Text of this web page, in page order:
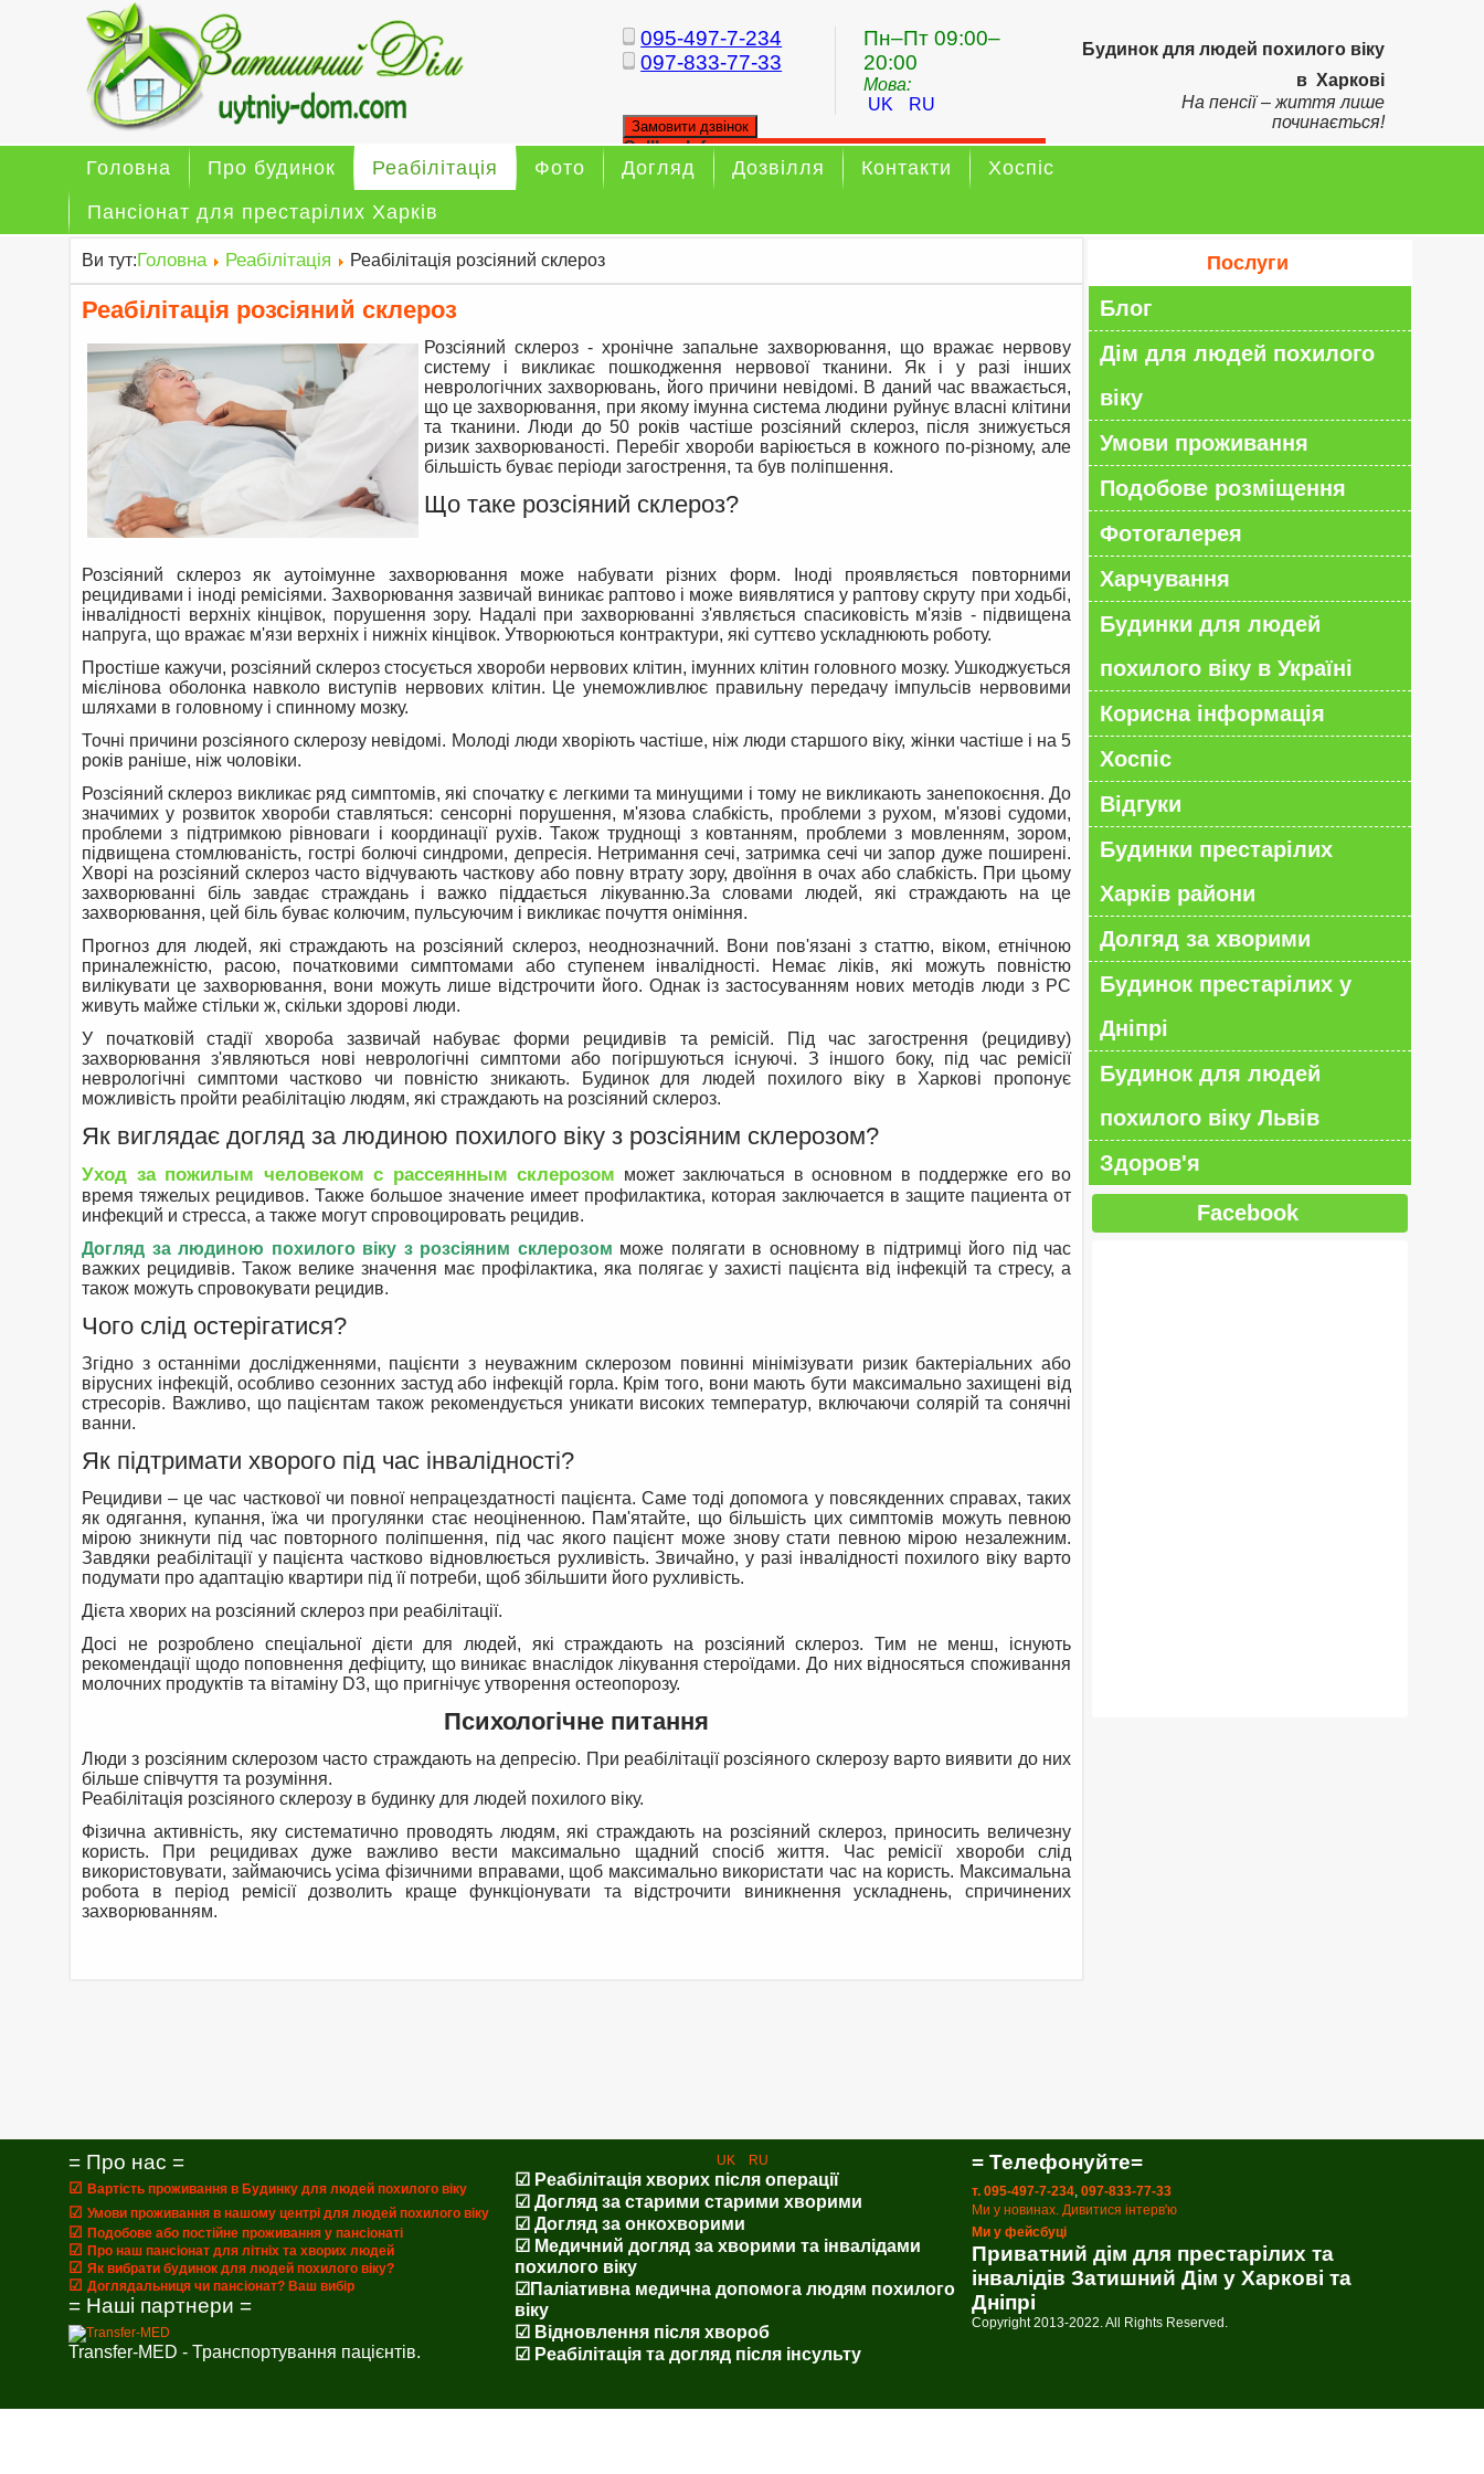
Будинок для людей похилого віку
в Харкові
На пенсії – життя лише
починається!
095-497-7-234
097-833-77-33
Пн–Пт 09:00–
20:00
Мова:
UK
RU
Замовити дзвінок
Callback form
Your callback has been sent sucessfully
Головна Про будинок Реабілітація Фото Догляд Дозвілля Контакти
Хоспіс
Пансіонат для престарілих Харків
Ви тут:Головна Реабілітація Реабілітація розсіяний склероз
Реабілітація розсіяний склероз
Розсіяний склероз - хронічне запальне захворювання, що вражає нервову
систему і викликає пошкодження нервової тканини. Як і у разі інших
неврологічних захворювань, його причини невідомі. В даний час вважається,
що це захворювання, при якому імунна система людини руйнує власні клітини
та тканини. Люди до 50 років частіше розсіяний склероз, після знижується
ризик захворюваності. Перебіг хвороби варіюється в кожного по-різному, але
більшість буває періоди загострення, та був поліпшення.
Що таке розсіяний склероз?
Розсіяний склероз як аутоімунне захворювання може набувати різних форм. Іноді проявляється повторними
рецидивами і іноді ремісіями. Захворювання зазвичай виникає раптово і може виявлятися у раптову скруту при ходьбі,
інвалідності верхніх кінцівок, порушення зору. Надалі при захворюванні з'являється спасиковість м'язів - підвищена
напруга, що вражає м'язи верхніх і нижніх кінцівок. Утворюються контрактури, які суттєво ускладнюють роботу.
Простіше кажучи, розсіяний склероз стосується хвороби нервових клітин, імунних клітин головного мозку. Ушкоджується
мієлінова оболонка навколо виступів нервових клітин. Це унеможливлює правильну передачу імпульсів нервовими
шляхами в головному і спинному мозку.
Точні причини розсіяного склерозу невідомі. Молоді люди хворіють частіше, ніж люди старшого віку, жінки частіше і на 5
років раніше, ніж чоловіки.
Розсіяний склероз викликає ряд симптомів, які спочатку є легкими та минущими і тому не викликають занепокоєння. До
значимих у розвиток хвороби ставляться: сенсорні порушення, м'язова слабкість, проблеми з рухом, м'язові судоми,
проблеми з підтримкою рівноваги і координації рухів. Також труднощі з ковтанням, проблеми з мовленням, зором,
підвищена стомлюваність, гострі болючі синдроми, депресія. Нетримання сечі, затримка сечі чи запор дуже поширені.
Хворі на розсіяний склероз часто відчувають часткову або повну втрату зору, двоїння в очах або слабкість. При цьому
захворюванні біль завдає страждань і важко піддається лікуванню.За словами людей, які страждають на це
захворювання, цей біль буває колючим, пульсуючим і викликає почуття оніміння.
Прогноз для людей, які страждають на розсіяний склероз, неоднозначний. Вони пов'язані з статтю, віком, етнічною
приналежністю, расою, початковими симптомами або ступенем інвалідності. Немає ліків, які можуть повністю
вилікувати це захворювання, вони можуть лише відстрочити його. Однак із застосуванням нових методів люди з РС
живуть майже стільки ж, скільки здорові люди.
У початковій стадії хвороба зазвичай набуває форми рецидивів та ремісій. Під час загострення (рецидиву)
захворювання з'являються нові неврологічні симптоми або погіршуються існуючі. З іншого боку, під час ремісії
неврологічні симптоми частково чи повністю зникають. Будинок для людей похилого віку в Харкові пропонує
можливість пройти реабілітацію людям, які страждають на розсіяний склероз.
Як виглядає догляд за людиною похилого віку з розсіяним склерозом?
Уход за пожилым человеком с рассеянным склерозом может заключаться в основном в поддержке его во
время тяжелых рецидивов. Также большое значение имеет профилактика, которая заключается в защите пациента от
инфекций и стресса, а также могут спровоцировать рецидив.
Догляд за людиною похилого віку з розсіяним склерозом може полягати в основному в підтримці його під час
важких рецидивів. Також велике значення має профілактика, яка полягає у захисті пацієнта від інфекцій та стресу, а
також можуть спровокувати рецидив.
Чого слід остерігатися?
Згідно з останніми дослідженнями, пацієнти з неуважним склерозом повинні мінімізувати ризик бактеріальних або
вірусних інфекцій, особливо сезонних застуд або інфекцій горла. Крім того, вони мають бути максимально захищені від
стресорів. Важливо, що пацієнтам також рекомендується уникати високих температур, включаючи солярій та сонячні
ванни.
Як підтримати хворого під час інвалідності?
Рецидиви – це час часткової чи повної непрацездатності пацієнта. Саме тоді допомога у повсякденних справах, таких
як одягання, купання, їжа чи прогулянки стає неоціненною. Пам'ятайте, що більшість цих симптомів можуть певною
мірою зникнути під час повторного поліпшення, під час якого пацієнт може знову стати певною мірою незалежним.
Завдяки реабілітації у пацієнта частково відновлюється рухливість. Звичайно, у разі інвалідності похилого віку варто
подумати про адаптацію квартири під її потреби, щоб збільшити його рухливість.
Дієта хворих на розсіяний склероз при реабілітації.
Досі не розроблено спеціальної дієти для людей, які страждають на розсіяний склероз. Тим не менш, існують
рекомендації щодо поповнення дефіциту, що виникає внаслідок лікування стероїдами. До них відносяться споживання
молочних продуктів та вітаміну D3, що пригнічує утворення остеопорозу.
Психологічне питання
Люди з розсіяним склерозом часто страждають на депресію. При реабілітації розсіяного склерозу варто виявити до них
більше співчуття та розуміння.
Реабілітація розсіяного склерозу в будинку для людей похилого віку.
Фізична активність, яку систематично проводять людям, які страждають на розсіяний склероз, приносить величезну
користь. При рецидивах дуже важливо вести максимально щадний спосіб життя. Час ремісії хвороби слід
використовувати, займаючись усіма фізичними вправами, щоб максимально використати час на користь. Максимальна
робота в період ремісії дозволить краще функціонувати та відстрочити виникнення ускладнень, спричинених
захворюванням.
Послуги
Блог
Дім для людей похилого
віку
Умови проживання
Подобове розміщення
Фотогалерея
Харчування
Будинки для людей
похилого віку в Україні
Корисна інформація
Хоспіс
Відгуки
Будинки престарілих
Харків райони
Долгяд за хворими
Будинок престарілих у
Дніпрі
Будинок для людей
похилого віку Львів
Здоров'я
Facebook
= Про нас =
☑ Вартість проживання в Будинку для людей похилого віку
☑ Умови проживання в нашому центрі для людей похилого віку
☑ Подобове або постійне проживання у пансіонаті
☑ Про наш пансіонат для літніх та хворих людей
☑ Як вибрати будинок для людей похилого віку?
☑ Доглядальниця чи пансіонат? Ваш вибір
= Наші партнери =
Transfer-MED - Транспортування пацієнтів.
UK RU
☑ Реабілітація хворих після операції
☑ Догляд за старими старими хворими
☑ Догляд за онкохворими
☑ Медичний догляд за хворими та інвалідами
похилого віку
☑Паліативна медична допомога людям похилого
віку
☑ Відновлення після хвороб
☑ Реабілітація та догляд після інсульту
= Телефонуйте=
т. 095-497-7-234, 097-833-77-33
Ми у новинах. Дивитися інтерв'ю
Ми у фейсбуці
Приватний дім для престарілих та
інвалідів Затишний Дім у Харкові та
Дніпрі
Copyright 2013-2022. All Rights Reserved.